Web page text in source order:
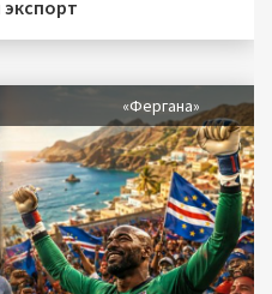
«Фергана»